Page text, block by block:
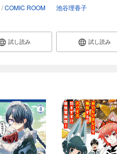
COMIC ROOM
試し読み
池谷理香子
試し読み